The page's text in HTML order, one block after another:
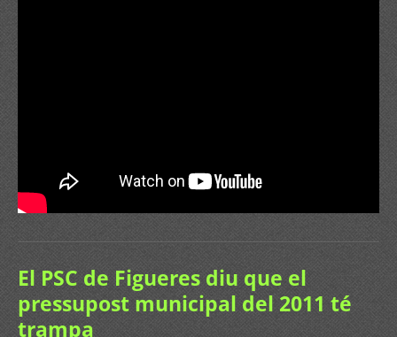
El PSC de Figueres diu que el
pressupost municipal del 2011 té
trampa